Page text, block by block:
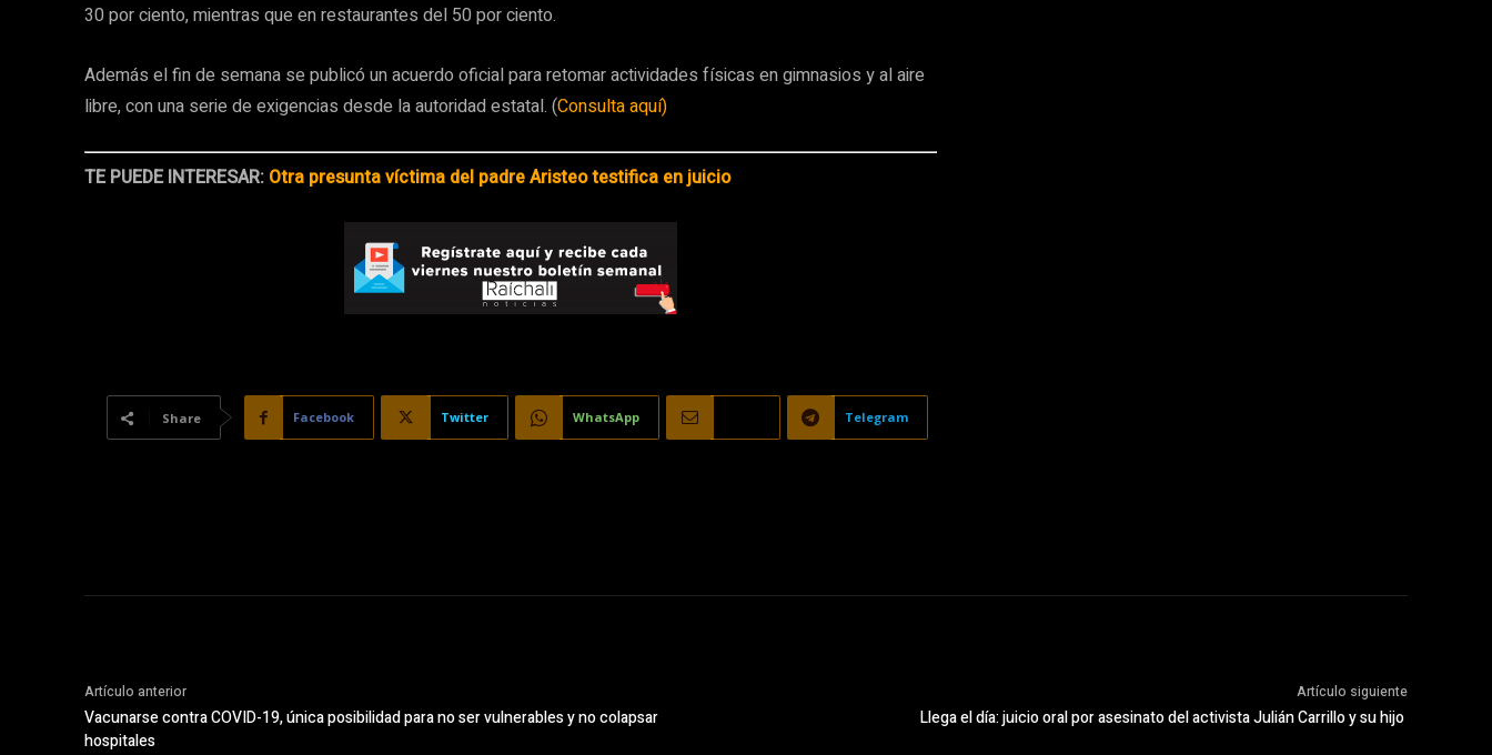
30 por ciento, mientras que en restaurantes del 50 por ciento.
Además el fin de semana se publicó un acuerdo oficial para retomar actividades físicas en gimnasios y al aire
libre, con una serie de exigencias desde la autoridad estatal. (Consulta aquí)
TE PUEDE INTERESAR: Otra presunta víctima del padre Aristeo testifica en juicio
Share Facebook Twitter WhatsApp Telegram
Artículo anterior
Vacunarse contra COVID-19, única posibilidad para no ser vulnerables y no colapsar
hospitales
Artículo siguiente
Llega el día: juicio oral por asesinato del activista Julián Carrillo y su hijo